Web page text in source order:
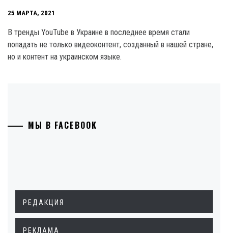
25 МАРТА, 2021
В тренды YouTube в Украине в последнее время стали
попадать не только видеоконтент, созданный в нашей стране,
но и контент на украинском языке.
МЫ В FACEBOOK
РЕДАКЦИЯ
РЕКЛАМА